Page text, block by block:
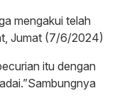
mengakui telah
Jumat (7/6/2024)
itu dengan